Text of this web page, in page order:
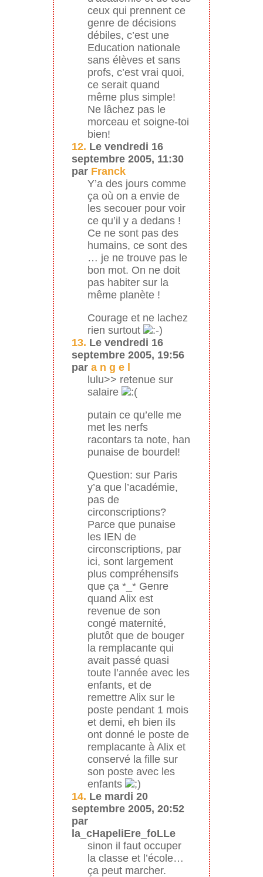
ceux qui prennent ce
genre de décisions
débiles, c’est une
Education nationale
sans élèves et sans
profs, c’est vrai quoi,
ce serait quand
même plus simple!
Ne lâchez pas le
morceau et soigne-toi
bien!
12. Le vendredi 16
septembre 2005, 11:30
par Franck
Y’a des jours comme
ça où on a envie de
les secouer pour voir
ce qu’il y a dedans !
Ce ne sont pas des
humains, ce sont des
… je ne trouve pas le
bon mot. On ne doit
pas habiter sur la
même planète !
Courage et ne lachez
rien surtout
13. Le vendredi 16
septembre 2005, 19:56
par a n g e l
lulu>> retenue sur
salaire
putain ce qu’elle me
met les nerfs
racontars ta note, han
punaise de bourdel!
Question: sur Paris
y’a que l’académie,
pas de
circonscriptions?
Parce que punaise
les IEN de
circonscriptions, par
ici, sont largement
plus compréhensifs
que ça *_* Genre
quand Alix est
revenue de son
congé maternité,
plutôt que de bouger
la remplacante qui
avait passé quasi
toute l’année avec les
enfants, et de
remettre Alix sur le
poste pendant 1 mois
et demi, eh bien ils
ont donné le poste de
remplacante à Alix et
conservé la fille sur
son poste avec les
enfants
14. Le mardi 20
septembre 2005, 20:52
par
la_cHapeliEre_foLLe
sinon il faut occuper
la classe et l’école…
ça peut marcher.